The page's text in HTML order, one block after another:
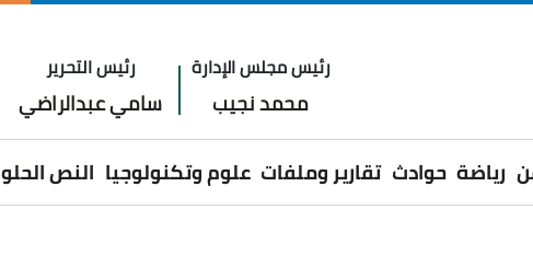
رئيس مجلس الإدارة
محمد نجيب
رئيس التحرير
سامي عبدالراضي
رياضة حوادث تقارير وملفات علوم وتكنولوجيا النص الحلو